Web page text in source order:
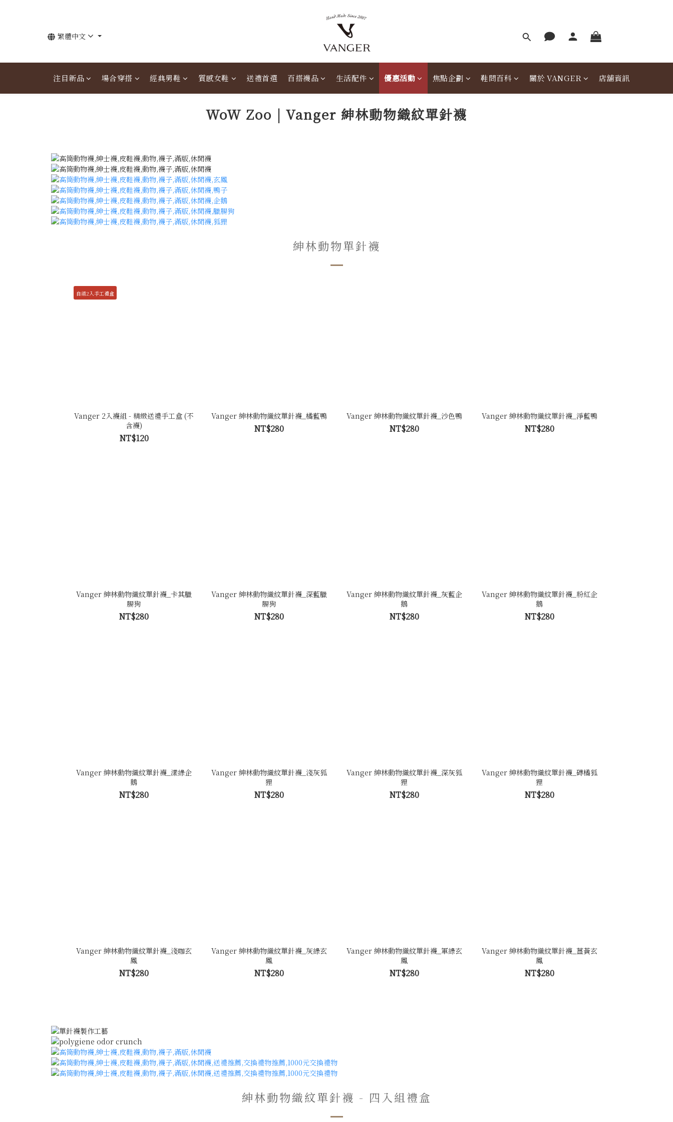
注目新品 場合穿搭 經典男鞋 質感女鞋 送禮首選 百搭襪品 生活配件 優惠活動 焦點企劃 鞋問百科 關於 VANGER 店舖資訊
繁體中文
WoW Zoo | Vanger 紳林動物織紋單針襪
紳林動物單針襪
自組2入手工禮盒
Vanger 2入襪組 - 精緻送禮手工盒 (不
含襪)
NT$120
Vanger 紳林動物織紋單針襪_橘藍鴨
NT$280
Vanger 紳林動物織紋單針襪_沙色鴨
NT$280
Vanger 紳林動物織紋單針襪_淨藍鴨
NT$280
Vanger 紳林動物織紋單針襪_卡其臘
腸狗
NT$280
Vanger 紳林動物織紋單針襪_深藍臘
腸狗
NT$280
Vanger 紳林動物織紋單針襪_灰藍企
鵝
NT$280
Vanger 紳林動物織紋單針襪_粉紅企
鵝
NT$280
Vanger 紳林動物織紋單針襪_漾綠企
鵝
NT$280
Vanger 紳林動物織紋單針襪_淺灰狐
狸
NT$280
Vanger 紳林動物織紋單針襪_深灰狐
狸
NT$280
Vanger 紳林動物織紋單針襪_磚橘狐
狸
NT$280
Vanger 紳林動物織紋單針襪_淺咖玄
鳳
NT$280
Vanger 紳林動物織紋單針襪_灰綠玄
鳳
NT$280
Vanger 紳林動物織紋單針襪_軍綠玄
鳳
NT$280
Vanger 紳林動物織紋單針襪_薑黃玄
鳳
NT$280
紳林動物織紋單針襪 - 四入組禮盒